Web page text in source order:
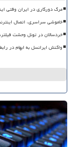
مرگ دورکاری در ایران وقتی
خاموشی سراسری، اتصال
خردسالان در تونل وحشت
واکنش ایرانسل به ابهام در